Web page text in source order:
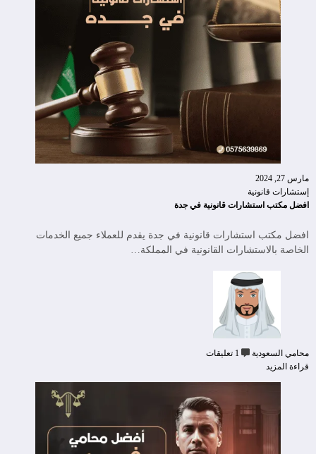
مارس 27, 2024
إستشارات قانونية
افضل مكتب استشارات قانونية في جدة
افضل مكتب استشارات قانونية في جدة يقدم للعملاء جميع الخدمات
الخاصة بالاستشارات القانونية في المملكة…
محامي السعودية
1 تعليقات
قراءة المزيد